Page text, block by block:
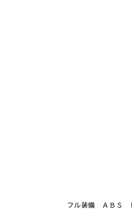
フル装備 ＡＢＳ